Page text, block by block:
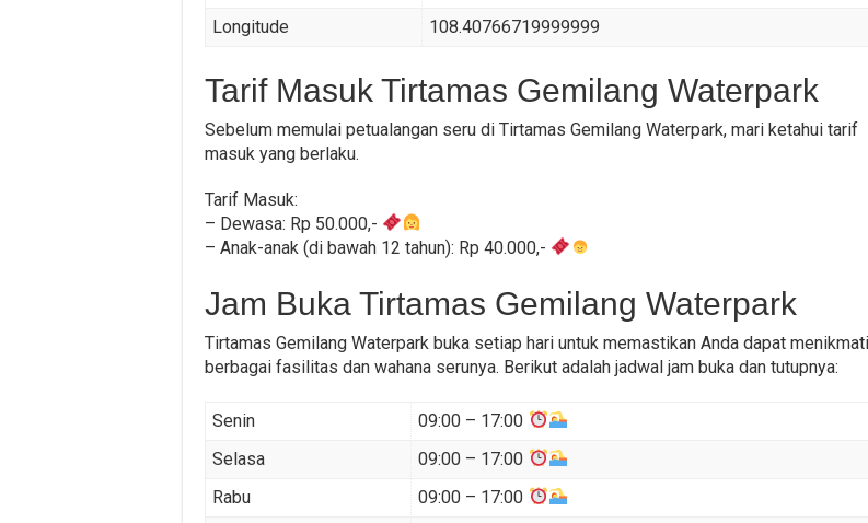
Longitude
108.40766719999999
Tarif Masuk Tirtamas Gemilang Waterpark
Sebelum memulai petualangan seru di Tirtamas Gemilang Waterpark, mari ketahui tarif
masuk yang berlaku.
Tarif Masuk:
– Dewasa: Rp 50.000,-
– Anak-anak (di bawah 12 tahun): Rp 40.000,-
Jam Buka Tirtamas Gemilang Waterpark
Tirtamas Gemilang Waterpark buka setiap hari untuk memastikan Anda dapat menikmati
berbagai fasilitas dan wahana serunya. Berikut adalah jadwal jam buka dan tutupnya:
Senin
09:00 – 17:00
Selasa
09:00 – 17:00
Rabu
09:00 – 17:00